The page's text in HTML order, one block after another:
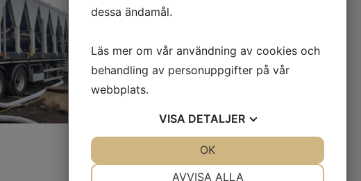
dessa ändamål.
Läs mer om vår användning av cookies och
behandling av personuppgifter på vår
webbplats.
VISA DETALJER
AVVISA ALLA
OK